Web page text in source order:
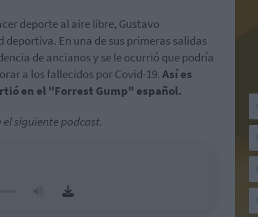
deporte al aire libre, Gustavo
En una de sus primeras salidas
de ancianos y se le ocurrió que podría
a los fallecidos por Covid-19.Así es
en el "Forrest Gump" español.
siguiente podcast.